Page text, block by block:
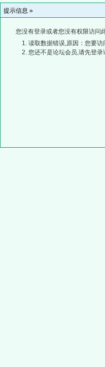
提示信息 »
您没有登录或者您没有权限访问
读取数据错误,原因：您要
您还不是论坛会员,请先登录